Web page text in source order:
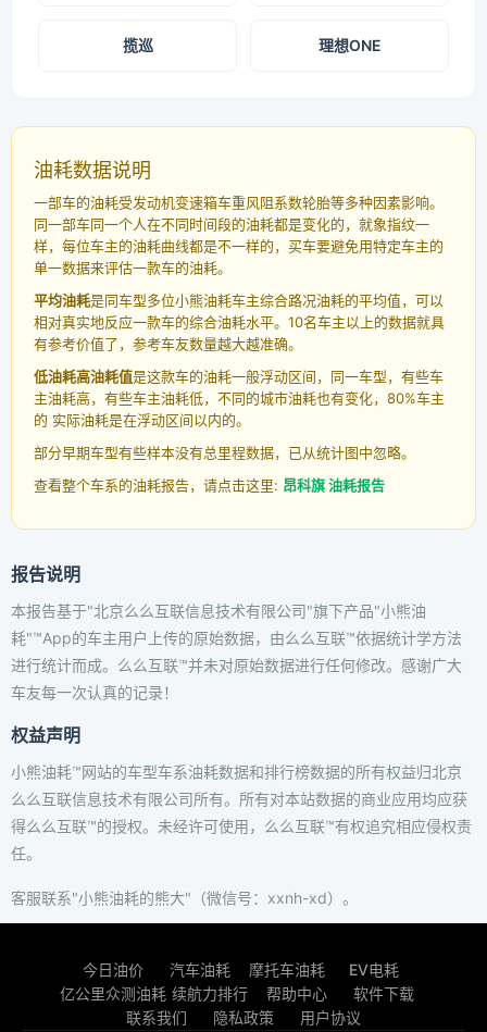
揽巡 理想ONE
油耗数据说明
一部车的油耗受发动机变速箱车重风阻系数轮胎等多种因素影响。
同一部车同一个人在不同时间段的油耗都是变化的，就象指纹一
样，每位车主的油耗曲线都是不一样的，买车要避免用特定车主的
单一数据来评估一款车的油耗。
平均油耗是同车型多位小熊油耗车主综合路况油耗的平均值，可以
相对真实地反应一款车的综合油耗水平。10名车主以上的数据就具
有参考价值了，参考车友数量越大越准确。
低油耗高油耗值是这款车的油耗一般浮动区间，同一车型，有些车
主油耗高，有些车主油耗低，不同的城市油耗也有变化，80%车主
的 实际油耗是在浮动区间以内的。
部分早期车型有些样本没有总里程数据，已从统计图中忽略。
查看整个车系的油耗报告，请点击这里: 昂科旗 油耗报告
报告说明
本报告基于"北京么么互联信息技术有限公司"旗下产品"小熊油
耗"™App的车主用户上传的原始数据，由么么互联™依据统计学方法
进行统计而成。么么互联™并未对原始数据进行任何修改。感谢广大
车友每一次认真的记录！
权益声明
小熊油耗™网站的车型车系油耗数据和排行榜数据的所有权益归北京
么么互联信息技术有限公司所有。所有对本站数据的商业应用均应获
得么么互联™的授权。未经许可使用，么么互联™有权追究相应侵权责
任。
客服联系"小熊油耗的熊大"（微信号：xxnh-xd）。
今日油价 汽车油耗 摩托车油耗
EV电耗
亿公里众测油耗 续航力排行 帮助中心
软件下载
联系我们
隐私政策 用户协议